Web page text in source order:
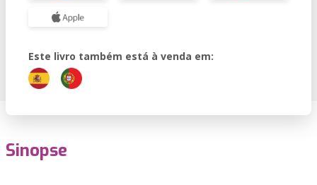
Este livro também está à venda em:
Sinopse